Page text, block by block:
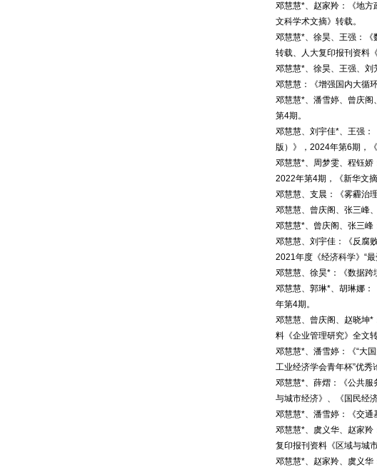
邓慧慧*、赵家羚：《地方
文科学术文摘》转载。
邓慧慧*、徐昊、王强：
转载、人大复印报刊资料
邓慧慧*、徐昊、王强、刘
邓慧慧：《增强国内大循
邓慧慧*、潘雪婷、曾庆
第4期。
邓慧慧、刘宇佳*、王强
版）》，2024年第6期，
邓慧慧*、周梦雯、程钰娇
2022年第4期，《新华文
邓慧慧、支晨：《雾霾治
邓慧慧、曾庆阁、张三峰
邓慧慧*、曾庆阁、张三峰
邓慧慧、刘宇佳：《反腐
2021年度《经济科学》“
邓慧慧、徐昊*：《数据跨
邓慧慧、郭琳*、胡琳娜
年第4期。
邓慧慧、曾庆阁、赵晓坤
料《企业管理研究》全文转
邓慧慧*、潘雪婷：《“大
工业经济学会青年杯”优秀
邓慧慧*、薛熠：《公共
与城市经济》、《国民经
邓慧慧*、潘雪婷：《交通
邓慧慧*、虞义华、赵家
复印报刊资料《区域与城
邓慧慧*、赵家羚、虞义